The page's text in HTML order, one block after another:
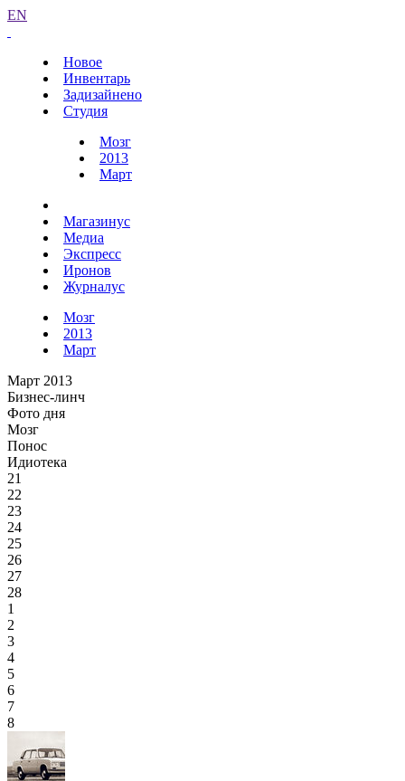
EN
Новое
Инвентарь
Задизайнено
Студия
Мозг
2013
Март
Магазинус
Медиа
Экспресс
Иронов
Журналус
Мозг
2013
Март
Март 2013
Бизнес-линч
Фото дня
Мозг
Понос
Идиотека
21
22
23
24
25
26
27
28
1
2
3
4
5
6
7
8